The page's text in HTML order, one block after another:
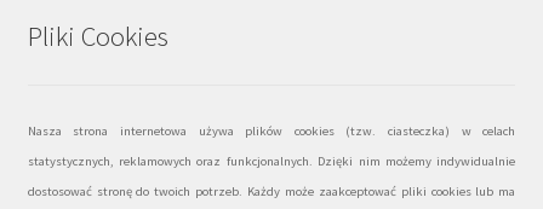
Pliki Cookies
Nasza strona internetowa używa plików cookies (tzw. ciasteczka) w celach
statystycznych, reklamowych oraz funkcjonalnych. Dzięki nim możemy indywidualnie
dostosować stronę do twoich potrzeb. Każdy może zaakceptować pliki cookies lub ma